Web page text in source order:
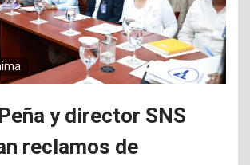
y director SNS
reclamos de